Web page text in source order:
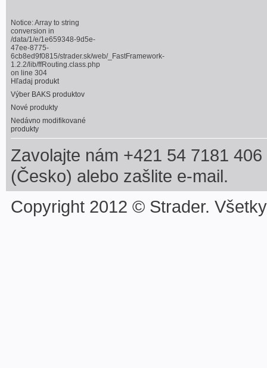
Notice: Array to string
conversion in
/data/1/e/1e659348-9d5e-
47ee-8775-
6cb8ed9f0815/strader.sk/web/_FastFramework-
1.2.2/lib/ffRouting.class.php
on line 304
Hľadaj produkt
Výber BAKS produktov
Nové produkty
Nedávno modifikované
produkty
Zavolajte nám +421 54 7181
(Česko) alebo zašlite e-mail.
Copyright 2012 © Strader.